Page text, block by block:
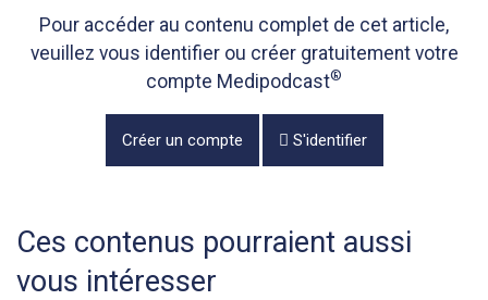
Pour accéder au contenu complet de cet article,
veuillez vous identifier ou créer gratuitement votre
compte Medipodcast®
Créer un compte S'identifier
Ces contenus pourraient aussi
vous intéresser